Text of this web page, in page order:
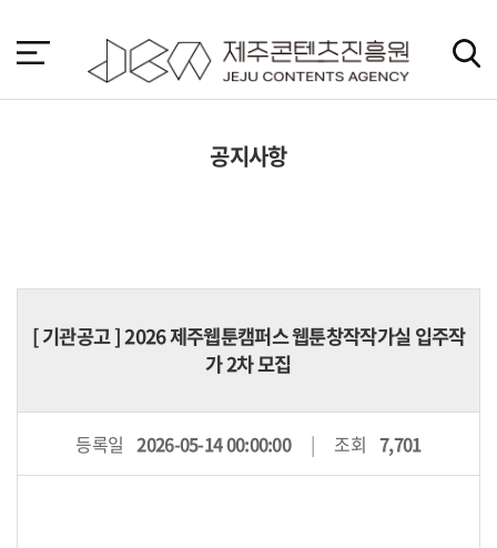
바
가
공지사항
[기관공고] 2026 제주웹툰캠퍼스 웹툰창작작가실 입주작
가 2차 모집
등록일 2026-05-14 00:00:00 조회 7,701